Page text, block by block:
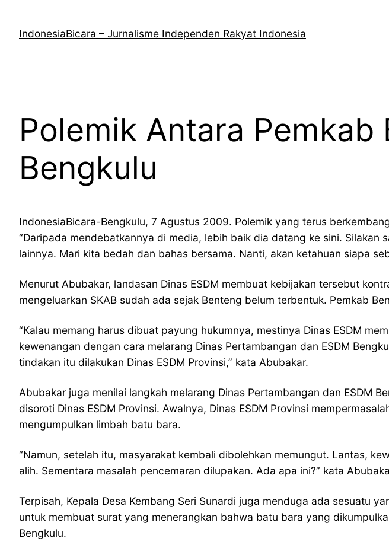
kontenIndonesiaBicara – Jurnalisme Independen Rakyat Indonesia
Polemik Antara Pemkab
Bengkulu
IndonesiaBicara-Bengkulu, 7 Agustus 2009. Polemik yang terus
“Daripada mendebatkannya di media, lebih baik dia datang ke sini.
lainnya. Mari kita bedah dan bahas bersama. Nanti, akan ketahuan siapa
Menurut Abubakar, landasan Dinas ESDM membuat kebijakan tersebut
mengeluarkan SKAB sudah ada sejak Benteng belum terbentuk. Pemkab
“Kalau memang harus dibuat payung hukumnya, mestinya Dinas ESDM
kewenangan dengan cara melarang Dinas Pertambangan dan ESDM
tindakan itu dilakukan Dinas ESDM Provinsi,” kata Abubakar.
Abubakar juga menilai langkah melarang Dinas Pertambangan dan ESDM
disoroti Dinas ESDM Provinsi. Awalnya, Dinas ESDM Provinsi
mengumpulkan limbah batu bara.
“Namun, setelah itu, masyarakat kembali dibolehkan memungut. Lantas,
alih. Sementara masalah pencemaran dilupakan. Ada apa ini?” kata
Terpisah, Kepala Desa Kembang Seri Sunardi juga menduga ada sesuatu
untuk membuat surat yang menerangkan bahwa batu bara yang
Bengkulu.